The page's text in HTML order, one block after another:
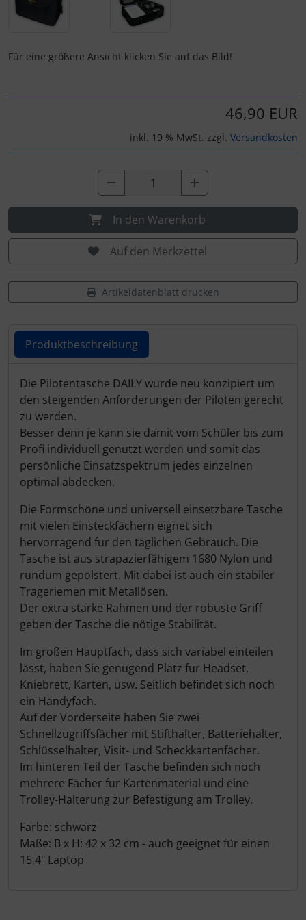
Für eine größere Ansicht klicken Sie auf das Bild!
46,90 EUR
inkl. 19 % MwSt. zzgl. Versandkosten
In den Warenkorb
Auf den Merkzettel
Artikeldatenblatt drucken
Produktbeschreibung
Produktbeschreibung
Die Pilotentasche DAILYwurde neu konzipiert um
den steigenden Anforderungen der Piloten gerecht
zu werden.
Besser denn je kann sie damit vom Schüler bis zum
Profi individuell genützt werden und somit das
persönliche Einsatzspektrum jedes einzelnen
optimal abdecken.
Die Formschöne und universell einsetzbare Tasche
mit vielen Einsteckfächern eignet sich
hervorragend für den täglichen Gebrauch. Die
Tasche ist aus strapazierfähigem 1680 Nylon und
rundum gepolstert. Mit dabei ist auch ein stabiler
Trageriemen mit Metallösen.
Der extra starke Rahmen und der robuste Griff
geben der Tasche die nötige Stabilität.
Im großen Hauptfach, dass sich variabel einteilen
lässt, haben Sie genügend Platz für Headset,
Kniebrett, Karten, usw. Seitlich befindet sich noch
ein Handyfach.
Auf der Vorderseite haben Sie zwei
Schnellzugriffsfächer mit Stifthalter, Batteriehalter,
Schlüsselhalter, Visit- und Scheckkartenfächer.
Im hinteren Teil der Tasche befinden sich noch
mehrere Fächer für Kartenmaterial und eine
Trolley-Halterung zur Befestigung am Trolley.
Farbe: schwarz
Maße: B x H: 42 x 32 cm - auch geeignet für einen
15,4" Laptop
Reifen, Schläuche und Co.
Sauerstoff, Gas und Feuer
Schläuche, Verbinder....
Schrauben, Muttern & Co.
Schutz und Pflege
Tapes und Tuning
Transponder
Warn- und Schutzfolien
Sonstiges